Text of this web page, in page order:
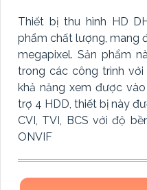
Thiết bị thu hình HD
phẩm chất lượng, mang
megapixel. Sản phẩm
trong các công trình
khả năng xem được
trợ 4 HDD, thiết bị này
CVI, TVI, BCS với độ
ONVIF